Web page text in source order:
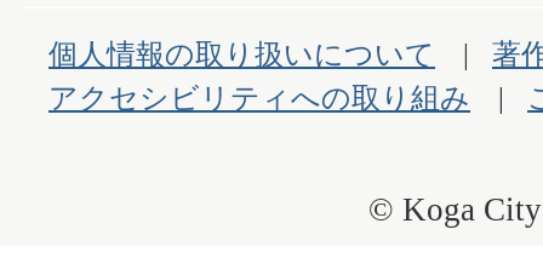
個人情報の取り扱いについて
著
アクセシビリティへの取り組み
© Koga City